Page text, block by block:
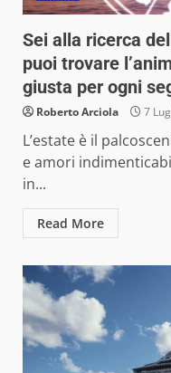
Sei alla ricerca
puoi trovare
giusta per ogni
Roberto Arciola 7
L’estate è il
e amori
in...
Read More